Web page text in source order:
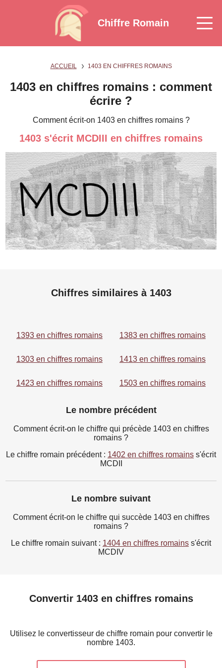
Chiffre Romain
ACCUEIL 1403 EN CHIFFRES ROMAINS
1403 en chiffres romains : comment
écrire ?
Comment écrit-on 1403 en chiffres romains ?
1403 s'écrit MCDIII en chiffres romains
Chiffres similaires à 1403
1393 en chiffres romains 1383 en chiffres romains
1303 en chiffres romains 1413 en chiffres romains
1423 en chiffres romains 1503 en chiffres romains
Le nombre précédent
Comment écrit-on le chiffre qui précède 1403 en chiffres
romains ?
Le chiffre romain précédent : 1402 en chiffres romains s'écrit
MCDII
Le nombre suivant
Comment écrit-on le chiffre qui succède 1403 en chiffres
romains ?
Le chiffre romain suivant : 1404 en chiffres romains s'écrit
MCDIV
Convertir 1403 en chiffres romains
Utilisez le convertisseur de chiffre romain pour convertir le
nombre 1403.